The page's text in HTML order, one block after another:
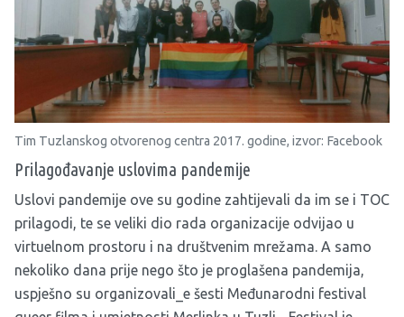
Tim Tuzlanskog otvorenog centra 2017. godine, izvor: Facebook
Prilagođavanje uslovima pandemije
Uslovi pandemije ove su godine zahtijevali da im se i TOC
prilagodi, te se veliki dio rada organizacije odvijao u
virtuelnom prostoru i na društvenim mrežama. A samo
nekoliko dana prije nego što je proglašena pandemija,
uspješno su organizovali_e šesti Međunarodni festival